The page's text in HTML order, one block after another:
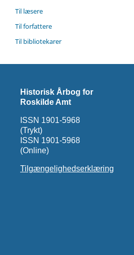
Til læsere
Til forfattere
Til bibliotekarer
Historisk Årbog for
Roskilde Amt
ISSN 1901-5968
(Trykt)
ISSN 1901-5968
(Online)
Tilgængelighedserklæring